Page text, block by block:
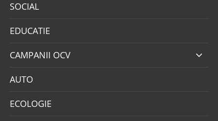
SOCIAL
EDUCATIE
CAMPANII OCV
AUTO
ECOLOGIE